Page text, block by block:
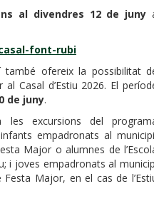
al divendres 12 de juny
font-rubi
també ofereix la possibilitat
al Casal d’Estiu 2026. El
de juny.
les excursions del
empadronats al
Major o alumnes de
i joves empadronats al
Major, en el cas de